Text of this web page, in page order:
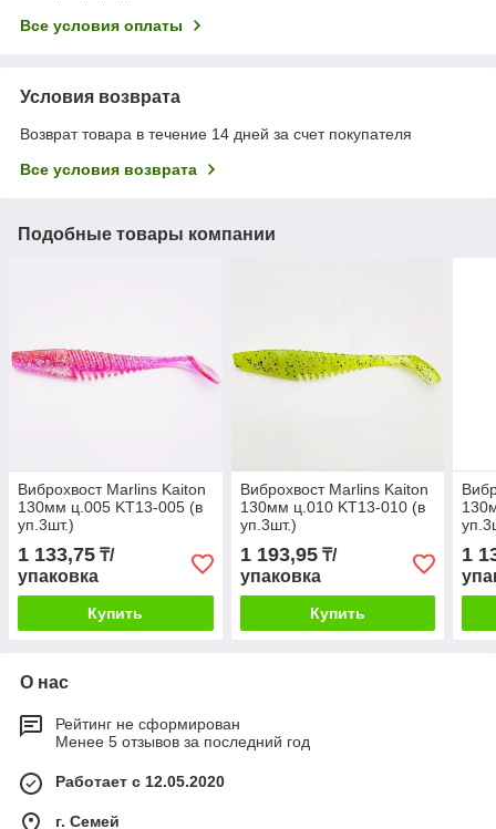
Все условия оплаты
Условия возврата
Возврат товара в течение 14 дней за счет покупателя
Все условия возврата
Подобные товары компании
Виброхвост Marlins Kaiton
130мм ц.005 KT13-005 (в
уп.3шт.)
1 133,75 ₸/
упаковка
Купить
Виброхвост Marlins Kaiton
130мм ц.010 KT13-010 (в
уп.3шт.)
1 193,95₸/
упаковка
Купить
1
О нас
Рейтинг не сформирован
Менее 5 отзывов за последний год
Работает с 12.05.2020
г. Семей